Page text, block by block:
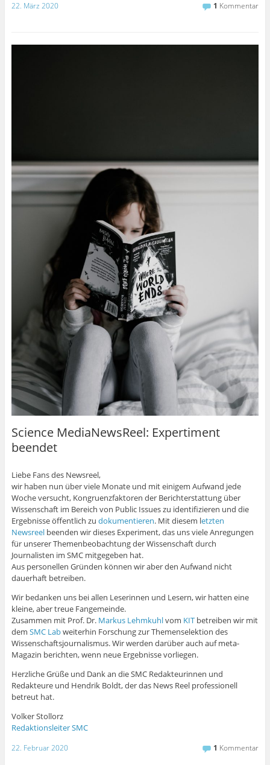
22. März 2020 1 Kommentar
Science MediaNewsReel: Expertiment
beendet
Liebe Fans des Newsreel,
wir haben nun über viele Monate und mit einigem Aufwand jede
Woche versucht, Kongruenzfaktoren der Berichterstattung über
Wissenschaft im Bereich von Public Issues zu identifizieren und die
Ergebnisse öffentlich zu dokumentieren. Mit diesem letzten
Newsreelbeenden wir dieses Experiment, das uns viele Anregungen
für unserer Themenbeobachtung der Wissenschaft durch
Journalisten im SMC mitgegeben hat.
Aus personellen Gründen können wir aber den Aufwand nicht
dauerhaft betreiben.
Wir bedanken uns bei allen Leserinnen und Lesern, wir hatten eine
kleine, aber treue Fangemeinde.
Zusammen mit Prof. Dr. Markus Lehmkuhlvom KITbetreiben wir mit
dem SMC Labweiterhin Forschung zur Themenselektion des
Wissenschaftsjournalismus. Wir werden darüber auch auf meta-
Magazin berichten, wenn neue Ergebnisse vorliegen.
Herzliche Grüße und Dank an die SMC Redakteurinnen und
Redakteure und Hendrik Boldt, der das News Reel professionell
betreut hat.
Volker Stollorz
Redaktionsleiter SMC
22. Februar 2020 1 Kommentar